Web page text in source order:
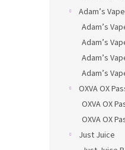
Adam’s Vape
Adam’s
Adam’s
Adam’s
Adam’s
OXVA OX
OXVA OX
OXVA OX
Just Juice